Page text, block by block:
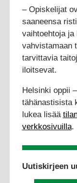
– Opiskelijat
saaneensa
vaihtoehtoja
vahvistamaan
tarvittavia
iloitsevat.
Helsinki oppii
tähänastisista
lukea lisää
verkkosivuilla.
Uutiskirjeen